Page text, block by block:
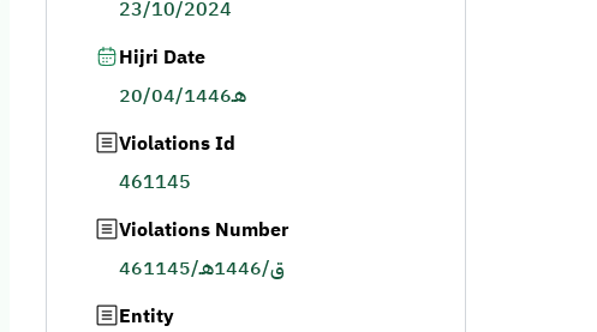
23/10/2024
Hijri Date
20/04/1446هـ
Violations Id
461145
Violations Number
461145/ق/1446هـ
Entity